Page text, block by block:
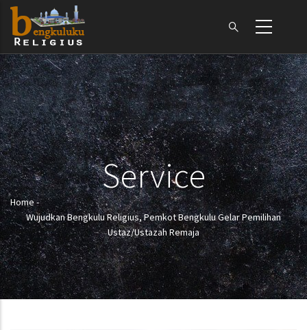
Skip
main
content
Service
Breadcrumb
Home-
Wujudkan Bengkulu Religius, Pemkot Bengkulu Gelar Pemilihan
Ustaz/Ustazah Remaja